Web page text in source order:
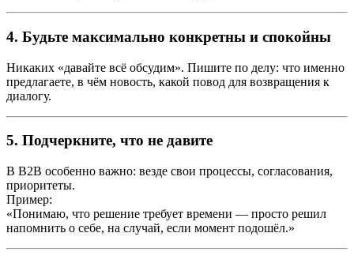
4. Будьте максимально конкретны и спокойны
Никаких «давайте всё обсудим». Пишите по делу: что именно
предлагаете, в чём новость, какой повод для возвращения к
диалогу.
5. Подчеркните, что не давите
В B2B особенно важно: везде свои процессы, согласования,
приоритеты.
Пример:
«Понимаю, что решение требует времени — просто решил
напомнить о себе, на случай, если момент подошёл.»